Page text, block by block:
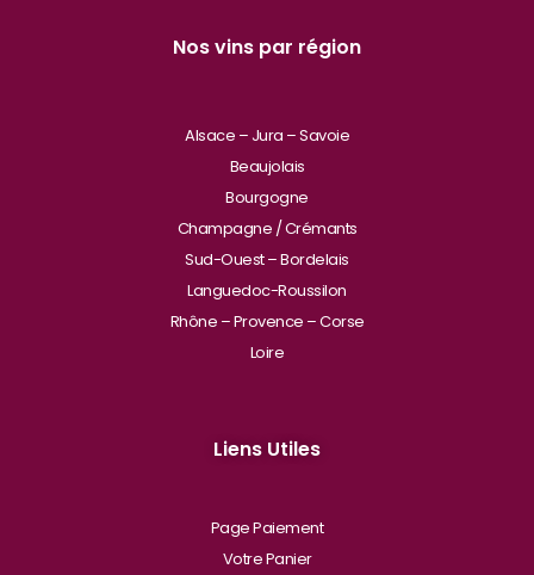
Nos vins par région
Alsace – Jura – Savoie
Beaujolais
Bourgogne
Champagne / Crémants
Sud-Ouest – Bordelais
Languedoc-Roussilon
Rhône – Provence – Corse
Loire
Liens Utiles
Page Paiement
Votre Panier